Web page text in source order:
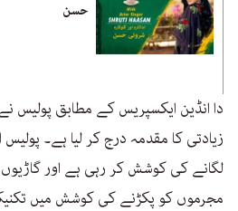
حسن
دا انڈین ایکسپریس کے مطابق پولیس
زیادتی کا مقدمہ درج کر لیا ہے۔
لگانے کی کوشش کر رہی ہے اور
مجرموں کو پکڑنے کی کوشش میں